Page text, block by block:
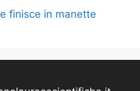
finisce in manette